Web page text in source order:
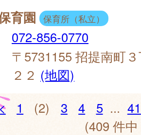
育園 保育所（私立）
072-856-0770
〒5731155 招提南町
２２ (地図)
1 (2) 3 4 5 ... 41
(409 件